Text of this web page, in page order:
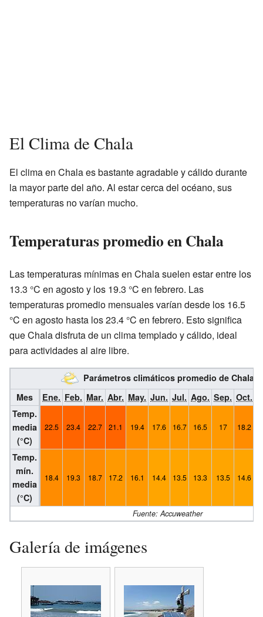
El Clima de Chala
El clima en Chala es bastante agradable y cálido durante
la mayor parte del año. Al estar cerca del océano, sus
temperaturas no varían mucho.
Temperaturas promedio en Chala
Las temperaturas mínimas en Chala suelen estar entre los
13.3 °C en agosto y los 19.3 °C en febrero. Las
temperaturas promedio mensuales varían desde los 16.5
°C en agosto hasta los 23.4 °C en febrero. Esto significa
que Chala disfruta de un clima templado y cálido, ideal
para actividades al aire libre.
Parámetros climáticos promedio de Chala
Mes
Ene. Feb. Mar. Abr. May. Jun. Jul. Ago. Sep. Oct.
Temp.
media
(°C)
22.5 23.4 22.7 21.1 19.4 17.6 16.7 16.5 17 18.2
Temp.
mín.
media
(°C)
18.4 19.3 18.7 17.2 16.1 14.4 13.5 13.3 13.5 14.6
Fuente: Accuweather
Galería de imágenes